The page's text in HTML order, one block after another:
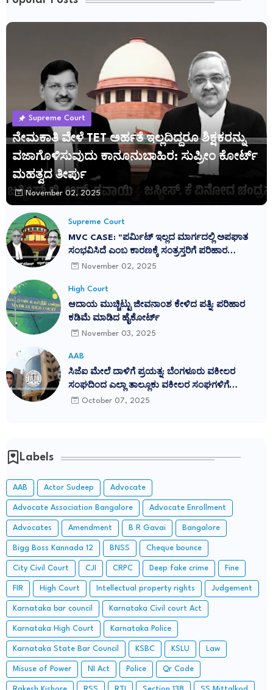
Supreme Court
ನೇಮಕಾತಿ ವೇಳೆ TET ಅರ್ಹತೆ ಇಲ್ಲದಿದ್ದರೂ ಶಿಕ್ಷಕರನ್ನು
ವಜಾಗೊಳಿಸುವುದು ಕಾನೂನುಬಾಹಿರ: ಸುಪ್ರೀಂ ಕೋರ್ಟ್
ಮಹತ್ವದ ತೀರ್ಪು
November 02, 2025
Supreme Court
MVC CASE: "ಪರ್ಮಿಟ್ ಇಲ್ಲದ ಮಾರ್ಗದಲ್ಲಿ ಅಪಘಾತ
ಸಂಭವಿಸಿದೆ ಎಂಬ ಕಾರಣಕ್ಕೆ ಸಂತ್ರಸ್ತರಿಗೆ ಪರಿಹಾರ
ನಿರಾಕರಿಸುವುದು ನ್ಯಾಯವಲ್ಲ": ಕರ್ನಾಟಕ ಹೈಕೋರ್ಟ್
November 02, 2025
High Court
ಆದಾಯ ಮುಚ್ಚಿಟ್ಟು ಜೀವನಾಂಶ ಕೇಳಿದ ಪತ್ನಿ: ಪರಿಹಾರ
ಕಡಿಮೆ ಮಾಡಿದ ಹೈಕೋರ್ಟ್
November 03, 2025
AAB
ಸಿಜೆಐ ಮೇಲೆ ದಾಳಿಗೆ ಪ್ರಯತ್ನ: ಬೆಂಗಳೂರು ವಕೀಲರ
ಸಂಘದಿಂದ ಎಲ್ಲಾ ತಾಲ್ಲೂಕು ವಕೀಲರ ಸಂಘಗಳಿಗೆ
ಪ್ರತಿಭಟನೆಗೆ ಕರೆ
October 07, 2025
Labels
AAB Actor Sudeep Advocate
Advocate Association Bangalore Advocate Enrollment
Advocates Amendment B R Gavai Bangalore
Bigg Boss Kannada 12 BNSS Cheque bounce
City Civil Court CJI CRPC Deep fake crime Fine
FIR High Court Intellectual property rights Judgement
Karnataka bar council Karnataka Civil court Act
Karnataka High Court Karnataka Police
Karnataka State Bar Council KSBC KSLU Law
Misuse of Power NI Act Police Qr Code